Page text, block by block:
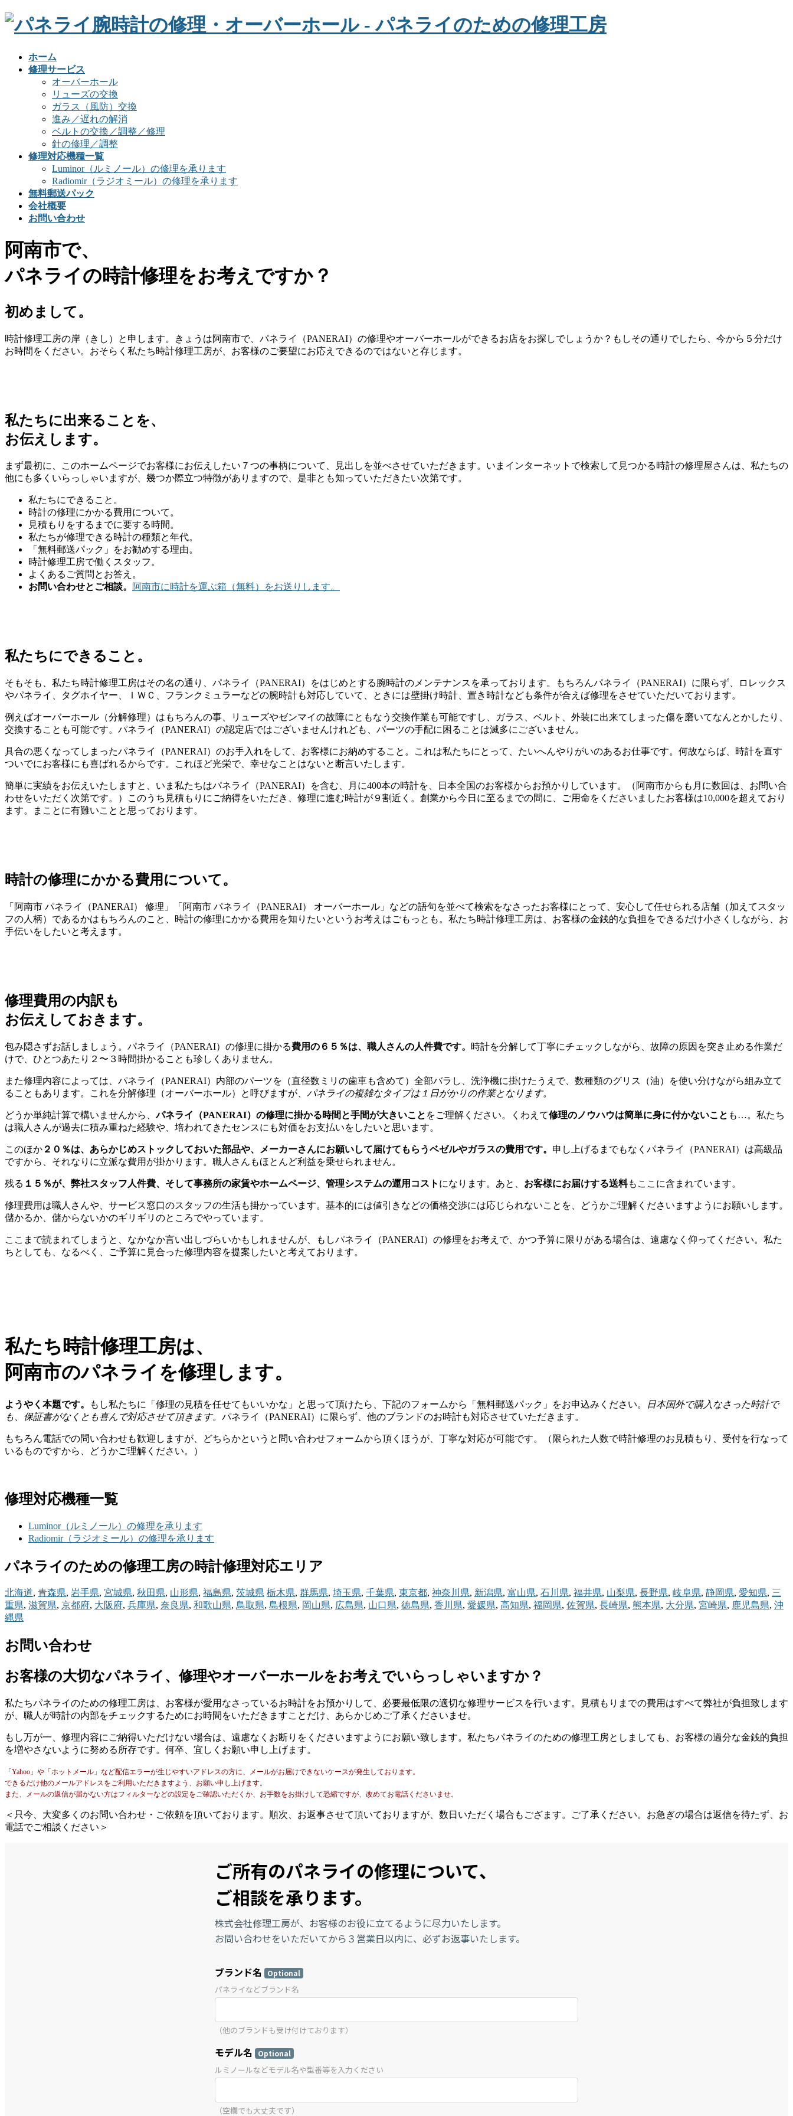
ホーム
修理サービス
オーバーホール
リューズの交換
ガラス（風防）交換
進み／遅れの解消
ベルトの交換／調整／修理
針の修理／調整
修理対応機種一覧
Luminor（ルミノール）の修理を承ります
Radiomir（ラジオミール）の修理を承ります
無料郵送パック
会社概要
お問い合わせ
阿南市で、
パネライの時計修理をお考えですか？
初めまして。
時計修理工房の岸（きし）と申します。きょうは阿南市で、パネライ（PANERAI）の修理やオーバーホールができるお店をお探しでしょうか？もしその通りでしたら、今から５分だけ
お時間をください。おそらく私たち時計修理工房が、お客様のご要望にお応えできるのではないと存じます。
私たちに出来ることを、
お伝えします。
まず最初に、このホームページでお客様にお伝えしたい７つの事柄について、見出しを並べさせていただきます。いまインターネットで検索して見つかる時計の修理屋さんは、私たちの
他にも多くいらっしゃいますが、幾つか際立つ特徴がありますので、是非とも知っていただきたい次第です。
私たちにできること。
時計の修理にかかる費用について。
見積もりをするまでに要する時間。
私たちが修理できる時計の種類と年代。
「無料郵送パック」をお勧めする理由。
時計修理工房で働くスタッフ。
よくあるご質問とお答え。
お問い合わせとご相談。
阿南市に時計を運ぶ箱（無料）をお送りします。
私たちにできること。
そもそも、私たち時計修理工房はその名の通り、パネライ（PANERAI）をはじめとする腕時計のメンテナンスを承っております。もちろんパネライ（PANERAI）に限らず、ロレックス
やパネライ、タグホイヤー、ＩＷＣ、フランクミュラーなどの腕時計も対応していて、ときには壁掛け時計、置き時計なども条件が合えば修理をさせていただいております。
例えばオーバーホール（分解修理）はもちろんの事、リューズやゼンマイの故障にともなう交換作業も可能ですし、ガラス、ベルト、外装に出来てしまった傷を磨いてなんとかしたり、
交換することも可能です。パネライ（PANERAI）の認定店ではございませんけれども、パーツの手配に困ることは滅多にございません。
具合の悪くなってしまったパネライ（PANERAI）のお手入れをして、お客様にお納めすること。これは私たちにとって、たいへんやりがいのあるお仕事です。何故ならば、時計を直す
ついでにお客様にも喜ばれるからです。これほど光栄で、幸せなことはないと断言いたします。
簡単に実績をお伝えいたしますと、いま私たちはパネライ（PANERAI）を含む、月に400本の時計を、日本全国のお客様からお預かりしています。（阿南市からも月に数回は、お問い合
わせをいただく次第です。）このうち見積もりにご納得をいただき、修理に進む時計が９割近く。創業から今日に至るまでの間に、ご用命をくださいましたお客様は10,000を超えており
ます。まことに有難いことと思っております。
時計の修理にかかる費用について。
「阿南市 パネライ（PANERAI） 修理」「阿南市 パネライ（PANERAI） オーバーホール」などの語句を並べて検索をなさったお客様にとって、安心して任せられる店舗（加えてスタッ
フの人柄）であるかはもちろんのこと、時計の修理にかかる費用を知りたいというお考えはごもっとも。私たち時計修理工房は、お客様の金銭的な負担をできるだけ小さくしながら、お
手伝いをしたいと考えます。
修理費用の内訳も
お伝えしておきます。
包み隠さずお話しましょう。パネライ（PANERAI）の修理に掛かる費用の６５％は、職人さんの人件費です。 時計を分解して丁寧にチェックしながら、故障の原因を突き止める作業だ
けで、ひとつあたり２〜３時間掛かることも珍しくありません。
また修理内容によっては、パネライ（PANERAI）内部のパーツを（直径数ミリの歯車も含めて）全部バラし、洗浄機に掛けたうえで、数種類のグリス（油）を使い分けながら組み立て
ることもあります。これを分解修理（オーバーホール）と呼びますが、 パネライの複雑なタイプは１日がかりの作業となります。
どうか単純計算で構いませんから、パネライ（PANERAI）の修理に掛かる時間と手間が大きいこと をご理解ください。くわえて修理のノウハウは簡単に身に付かないこと も…。私たち
は職人さんが過去に積み重ねた経験や、培われてきたセンスにも対価をお支払いをしたいと思います。
このほか ２０％は、あらかじめストックしておいた部品や、メーカーさんにお願いして届けてもらうベゼルやガラスの費用です。 申し上げるまでもなくパネライ（PANERAI）は高級品
ですから、それなりに立派な費用が掛かります。職人さんもほとんど利益を乗せられません。
残る １５％が、弊社スタッフ人件費、そして事務所の家賃やホームページ、管理システムの運用コスト になります。あと、 お客様にお届けする送料もここに含まれています。
修理費用は職人さんや、サービス窓口のスタッフの生活も掛かっています。基本的には値引きなどの価格交渉には応じられないことを、どうかご理解くださいますようにお願いします。
儲かるか、儲からないかのギリギリのところでやっています。
ここまで読まれてしまうと、なかなか言い出しづらいかもしれませんが、もしパネライ（PANERAI）の修理をお考えで、かつ予算に限りがある場合は、遠慮なく仰ってください。私た
ちとしても、なるべく、ご予算に見合った修理内容を提案したいと考えております。
私たち時計修理工房は、
阿南市のパネライを修理します。
ようやく本題です。 もし私たちに「修理の見積を任せてもいいかな」と思って頂けたら、下記のフォームから「無料郵送パック」をお申込みください。
日本国外で購入なさった時計で
も、保証書がなくとも喜んで対応させて頂きます。 パネライ（PANERAI）に限らず、他のブランドのお時計も対応させていただきます。
もちろん電話での問い合わせも歓迎しますが、どちらかというと問い合わせフォームから頂くほうが、丁寧な対応が可能です。（限られた人数で時計修理のお見積もり、受付を行なって
いるものですから、どうかご理解ください。）
修理対応機種一覧
Luminor（ルミノール）の修理を承ります
Radiomir（ラジオミール）の修理を承ります
パネライのための修理工房の時計修理対応エリア
北海道, 青森県, 岩手県, 宮城県, 秋田県, 山形県, 福島県, 茨城県 栃木県, 群馬県, 埼玉県, 千葉県, 東京都, 神奈川県, 新潟県, 富山県, 石川県, 福井県, 山梨県, 長野県, 岐阜県, 静岡県, 愛知県, 三
重県, 滋賀県, 京都府, 大阪府, 兵庫県, 奈良県, 和歌山県, 鳥取県, 島根県, 岡山県, 広島県, 山口県, 徳島県, 香川県, 愛媛県, 高知県, 福岡県, 佐賀県, 長崎県, 熊本県, 大分県, 宮崎県, 鹿児島県, 沖
縄県
お問い合わせ
お客様の大切なパネライ、修理やオーバーホールをお考えでいらっしゃいますか？
私たちパネライのための修理工房は、お客様が愛用なさっているお時計をお預かりして、必要最低限の適切な修理サービスを行います。見積もりまでの費用はすべて弊社が負担致します
が、職人が時計の内部をチェックするためにお時間をいただきますことだけ、あらかじめご了承くださいませ。
もし万が一、修理内容にご納得いただけない場合は、遠慮なくお断りをくださいますようにお願い致します。私たちパネライのための修理工房としましても、お客様の過分な金銭的負担
を増やさないように努める所存です。何卒、宜しくお願い申し上げます。
「Yahoo」や「ホットメール」など配信エラーが生じやすいアドレスの方に、メールがお届けできないケースが発生しております。
できるだけ他のメールアドレスをご利用いただきますよう、お願い申し上げます。
また、メールの返信が届かない方はフィルターなどの設定をご確認いただくか、お手数をお掛けして恐縮ですが、改めてお電話くださいませ。
＜只今、大変多くのお問い合わせ・ご依頼を頂いております。順次、お返事させて頂いておりますが、数日いただく場合もござます。ご了承ください。お急ぎの場合は返信を待たず、お
電話でご相談ください＞